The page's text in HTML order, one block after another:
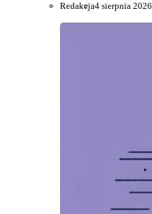
Redakcja4 sierpnia 2026